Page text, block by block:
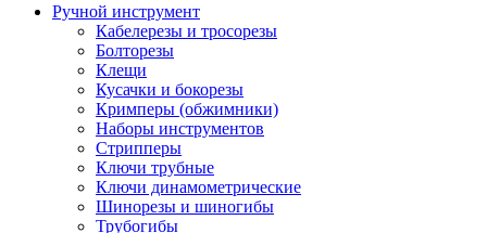
Ручной инструмент
Кабелерезы и тросорезы
Болторезы
Клещи
Кусачки и бокорезы
Кримперы (обжимники)
Наборы инструментов
Стрипперы
Ключи трубные
Ключи динамометрические
Шинорезы и шиногибы
Трубогибы